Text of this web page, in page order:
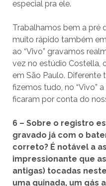
especial pra ele.
Trabalhamos bem a pré
muito rápido também
ao “Vivo” gravamos
vez no estúdio Costella,
em São Paulo.
fizemos tudo, no “Vivo”
ficaram por conta do
6 – Sobre o registro
gravado já com o
correto? É notável a
impressionante que
antigas) tocadas
uma guinada, um gás